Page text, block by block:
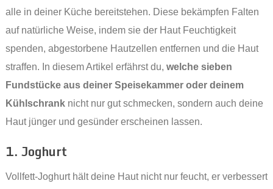
alle in deiner Küche bereitstehen. Diese bekämpfen Falten
auf natürliche Weise, indem sie der Haut Feuchtigkeit
spenden, abgestorbene Hautzellen entfernen und die Haut
straffen. In diesem Artikel erfährst du, welche sieben
Fundstücke aus deiner Speisekammer oder deinem
Kühlschranknicht nur gut schmecken, sondern auch deine
Haut jünger und gesünder erscheinen lassen.
1. Joghurt
Vollfett-Joghurt hält deine Haut nicht nur feucht, er verbessert